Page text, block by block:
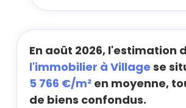
En août 2026, l'estimation
l'immobilier à Village se
5 766 €/m² en moyenne,
de biens confondus.